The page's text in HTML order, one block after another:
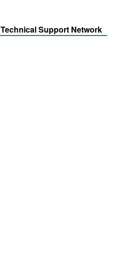
Technical Support Network